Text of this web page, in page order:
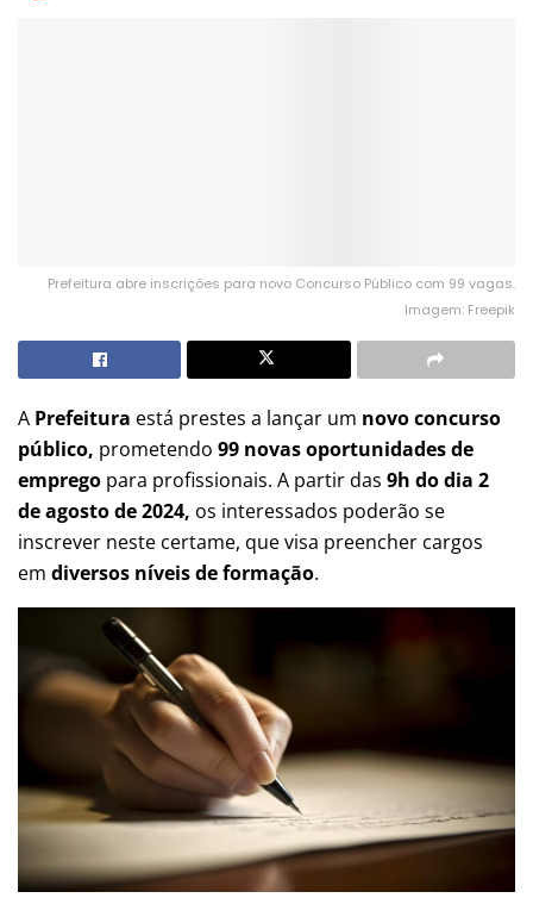
Prefeitura abre inscrições para novo Concurso Público com 99 vagas.
Imagem: Freepik
A Prefeitura está prestes a lançar um novo concurso
público, prometendo 99 novas oportunidades de
emprego para profissionais. A partir das 9h do dia 2
de agosto de 2024, os interessados poderão se
inscrever neste certame, que visa preencher cargos
em diversos níveis de formação.